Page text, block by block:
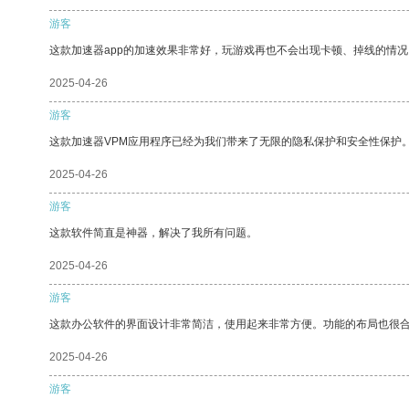
游客
这款加速器app的加速效果非常好，玩游戏再也不会出现卡顿、掉线的情
2025-04-26
游客
这款加速器VPM应用程序已经为我们带来了无限的隐私保护和安全性保护
2025-04-26
游客
这款软件简直是神器，解决了我所有问题。
2025-04-26
游客
这款办公软件的界面设计非常简洁，使用起来非常方便。功能的布局也很
2025-04-26
游客